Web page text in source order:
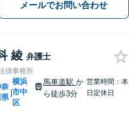
メールでお問い合わせ
綾 弁護士
律事務所
県
|
横浜
市中
区
馬車道駅か
ら徒歩3分
営業時間：本
日定休日